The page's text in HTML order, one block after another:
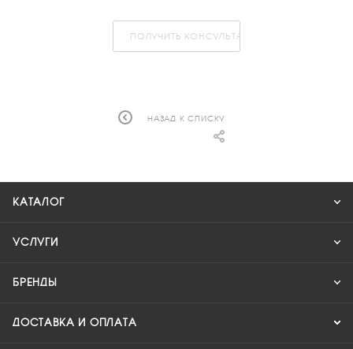
ПОЛУЧИТЬ КОНСУЛЬТАЦИЮ
НАЗАД К СПИСКУ
КАТАЛОГ
УСЛУГИ
БРЕНДЫ
ДОСТАВКА И ОПЛАТА